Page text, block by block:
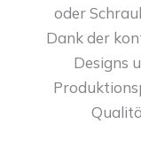
oder
Dank der
Designs